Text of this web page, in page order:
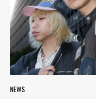
NEWS